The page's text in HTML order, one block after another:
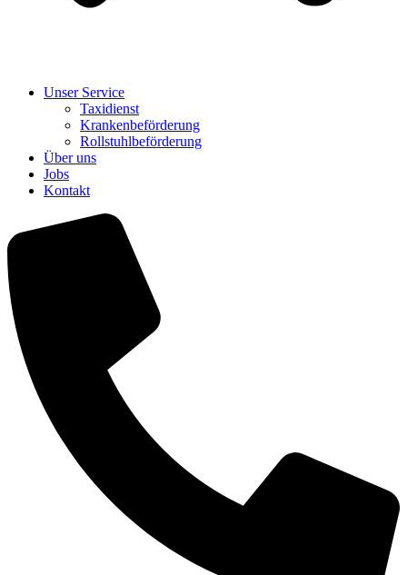
Unser Service
Taxidienst
Krankenbeförderung
Rollstuhlbeförderung
Über uns
Jobs
Kontakt